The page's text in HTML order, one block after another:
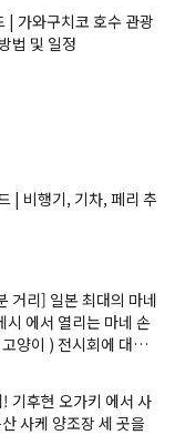
| 가와구치코 호수 관광
법 및 일정
| 비행기, 기차, 페리 추
거리] 일본 최대의 마네
시 에서 열리는 마네 손
양이 ) 전시회에 대한
기후현 오가키 에서 사
사케 양조장 세 곳을